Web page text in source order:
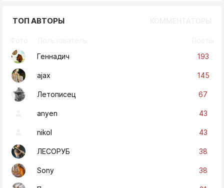
ТОП АВТОРЫ
Геннадич
193
ajax 145
Летописец 67
anyen 43
nikol 43
ЛЕСОРУБ 38
Sony 38